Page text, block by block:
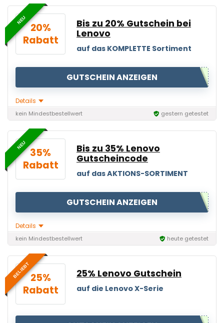
NEU
20%
Rabatt
Bis zu 20% Gutschein bei
Lenovo
auf das KOMPLETTE Sortiment
GUTSCHEIN ANZEIGEN
Details
kein Mindestbestellwert gestern getestet
NEU
35%
Rabatt
Bis zu 35% Lenovo
Gutscheincode
auf das AKTIONS-SORTIMENT
GUTSCHEIN ANZEIGEN
Details
kein Mindestbestellwert heute getestet
BELIEBT25%
Rabatt
25% Lenovo Gutschein
auf die Lenovo X-Serie